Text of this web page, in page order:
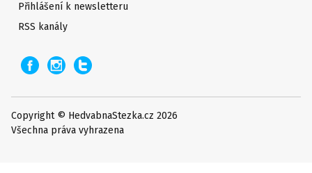
Přihlášení k newsletteru
RSS kanály
Copyright © HedvabnaStezka.cz 2026
Všechna práva vyhrazena